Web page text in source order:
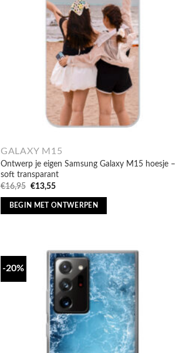
GALAXY M15
Ontwerp je eigen Samsung Galaxy M15 hoesje –
soft transparant
€16,95 Oorspronkelijke
was:
€16,95.
€13,55Huidige
is:
€13,55.
BEGIN MET ONTWERPEN
-20%